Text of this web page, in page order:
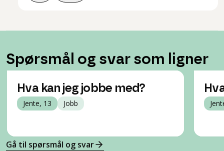
Spørsmål og svar som ligner
Hva kan jeg jobbe med?
Jente, 13 Jobb
Gå til spørsmål og svar